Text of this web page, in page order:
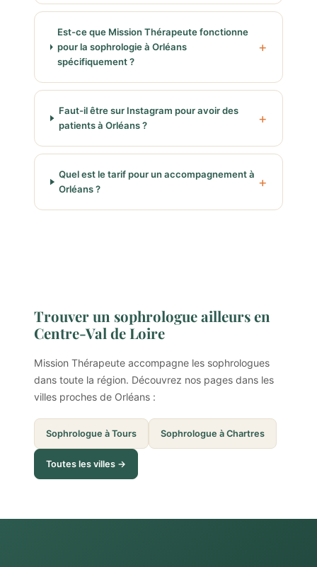
Est-ce que Mission Thérapeute fonctionne
pour la sophrologie à Orléans
spécifiquement ?
Faut-il être sur Instagram pour avoir des
patients à Orléans ?
Quel est le tarif pour un accompagnement à
Orléans ?
Trouver un sophrologue ailleurs en
Centre-Val de Loire
Mission Thérapeute accompagne les sophrologues
dans toute la région. Découvrez nos pages dans les
villes proches de Orléans :
Sophrologue à Tours Sophrologue à Chartres
Toutes les villes →